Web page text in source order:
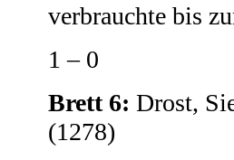
verbrauchte bis
1 – 0
Brett 6: Drost,
(1278)